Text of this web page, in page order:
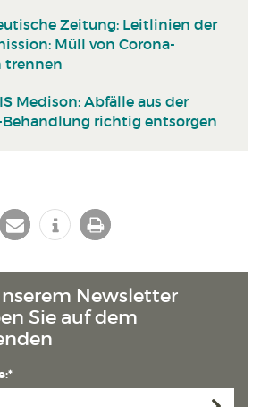
Zeitung: Leitlinien der
Müll von Corona-
trennen
Medison: Abfälle aus der
Behandlung richtig entsorgen
Newsletter
Sie auf dem